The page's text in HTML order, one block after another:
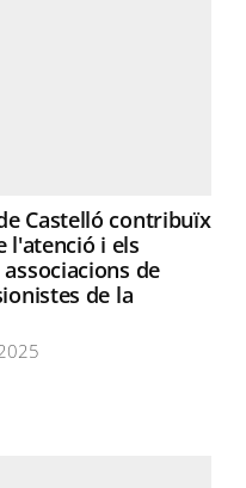
Castelló contribuïx
l'atenció i els
de
de la